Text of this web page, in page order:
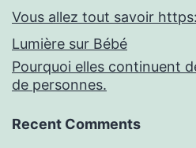
Vous allez tout savoir
Lumière sur Bébé
Pourquoi elles continuent
de personnes.
Recent Comments